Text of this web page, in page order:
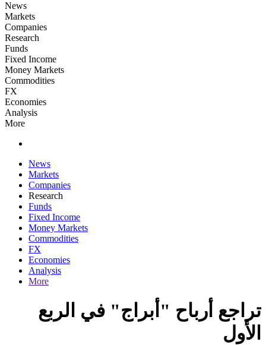
News
Markets
Companies
Research
Funds
Fixed Income
Money Markets
Commodities
FX
Economies
Analysis
More
News
Markets
Companies
Research
Funds
Fixed Income
Money Markets
Commodities
FX
Economies
Analysis
More
تراجع أرباح "أبراج" في الربع
الأول